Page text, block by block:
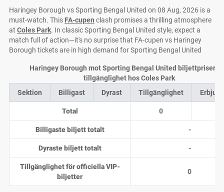
Haringey Borough vs Sporting Bengal United on 08 Aug, 2026 is a
must-watch. This FA-cupen clash promises a thrilling atmosphere
at Coles Park. In classic Sporting Bengal United style, expect a
match full of action—it's no surprise that FA-cupen vs Haringey
Borough tickets are in high demand for Sporting Bengal United
Sektion Billigast Dyrast Tillgänglighet
Total 0
Billigaste biljett totalt -
Dyraste biljett totalt -
Tillgänglighet för officiella VIP-
biljetter
0
Haringey Borough mot Sporting Bengal United biljettpriser
tillgänglighet hos Coles Park